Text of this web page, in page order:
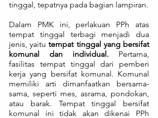
Dalam PMK ini, perlakuan PPh atas
tempat tinggal terbagi menjadi dua
jenis, yaitu tempat tinggal yang bersifat
komunal dan individual. Pertama,
fasilitas tempat tinggal dari pemberi
kerja yang bersifat komunal. Komunal
memiliki arti dimanfaatkan bersama-
sama, seperti mes, asrama, pondokan,
atau barak. Tempat tinggal bersifat
komunal ini tidak akan dikenai PPh